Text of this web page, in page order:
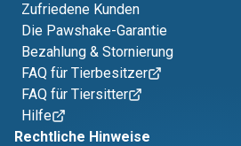
Zufriedene Kunden
Die Pawshake-Garantie
Bezahlung & Stornierung
FAQ für Tierbesitzer
FAQ für Tiersitter
Hilfe
Rechtliche Hinweise